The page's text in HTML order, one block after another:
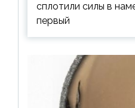
сплотили силы в
первый